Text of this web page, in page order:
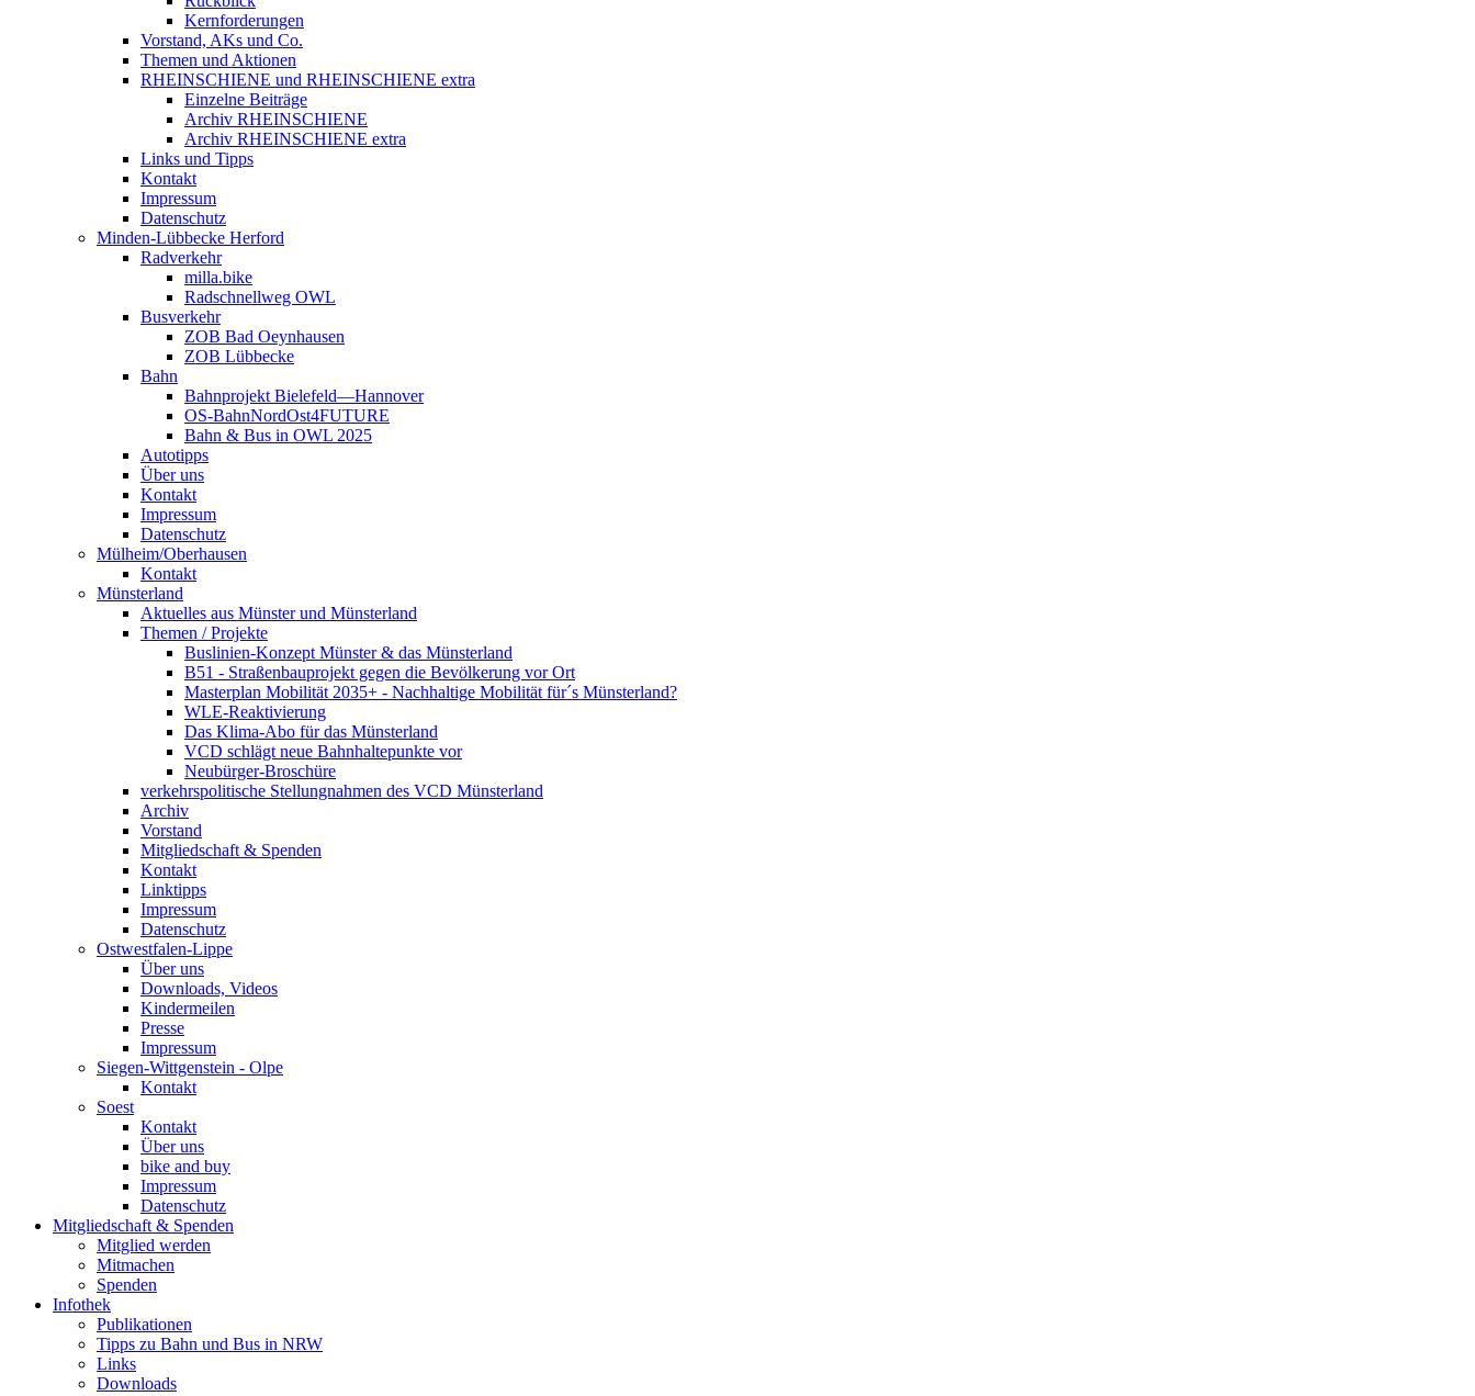
Kernforderungen
Vorstand, AKs und Co.
Themen und Aktionen
RHEINSCHIENE und RHEINSCHIENE extra
Einzelne Beiträge
Archiv RHEINSCHIENE
Archiv RHEINSCHIENE extra
Links und Tipps
Kontakt
Impressum
Datenschutz
Minden-Lübbecke Herford
Radverkehr
milla.bike
Radschnellweg OWL
Busverkehr
ZOB Bad Oeynhausen
ZOB Lübbecke
Bahn
Bahnprojekt Bielefeld—Hannover
OS-BahnNordOst4FUTURE
Bahn & Bus in OWL 2025
Autotipps
Über uns
Kontakt
Impressum
Datenschutz
Mülheim/Oberhausen
Kontakt
Münsterland
Aktuelles aus Münster und Münsterland
Themen / Projekte
Buslinien-Konzept Münster & das Münsterland
B51 - Straßenbauprojekt gegen die Bevölkerung vor Ort
Masterplan Mobilität 2035+ - Nachhaltige Mobilität für´s Münsterland?
WLE-Reaktivierung
Das Klima-Abo für das Münsterland
VCD schlägt neue Bahnhaltepunkte vor
Neubürger-Broschüre
verkehrspolitische Stellungnahmen des VCD Münsterland
Archiv
Vorstand
Mitgliedschaft & Spenden
Kontakt
Linktipps
Impressum
Datenschutz
Ostwestfalen-Lippe
Über uns
Downloads, Videos
Kindermeilen
Presse
Impressum
Siegen-Wittgenstein - Olpe
Kontakt
Soest
Kontakt
Über uns
bike and buy
Impressum
Datenschutz
Mitgliedschaft & Spenden
Mitglied werden
Mitmachen
Spenden
Infothek
Publikationen
Tipps zu Bahn und Bus in NRW
Links
Downloads